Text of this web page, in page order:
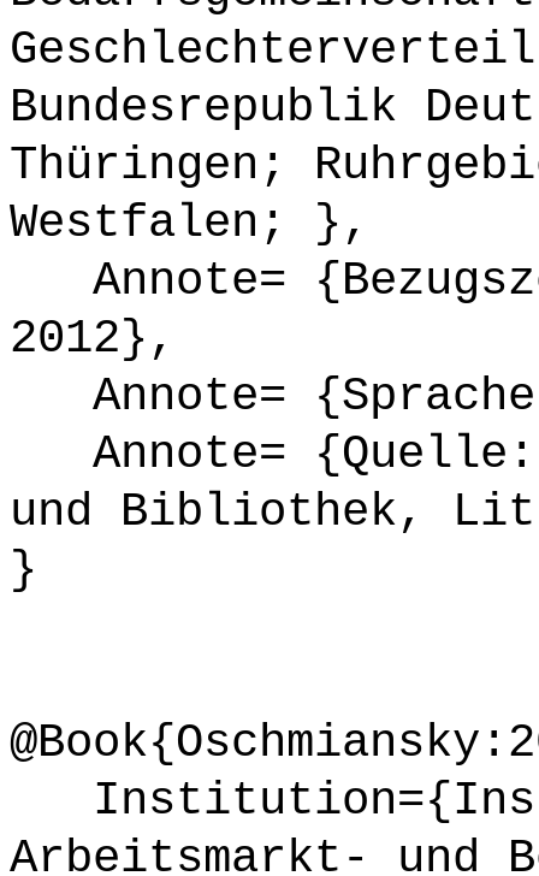
Bundesrepublik
Thüringen;
Westfalen; },
Annote=
2012},
Annote=
Annote= {Quelle:
und Bibliothek,
}
Arbeitsmarkt- und